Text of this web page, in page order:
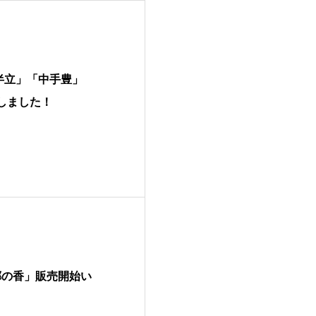
」「中手豊」
ました！
香」販売開始い